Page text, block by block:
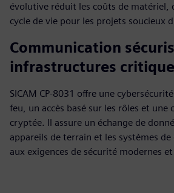
évolutive réduit les coûts de matériel,
cycle de vie pour les projets soucieux
Communication
infrastructures
SICAM CP-8031 offre une
feu, un accès basé sur les rôles et une
cryptée. Il assure un échange de
appareils de terrain et les systèmes
aux exigences de sécurité modernes